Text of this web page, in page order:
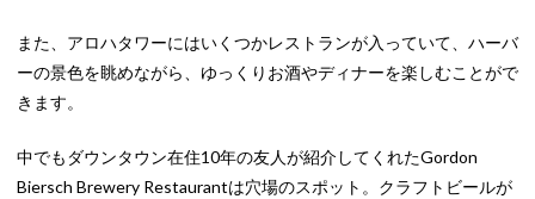
また、アロハタワーにはいくつかレストランが入っていて、ハーバ
ーの景色を眺めながら、ゆっくりお酒やディナーを楽しむことがで
きます。
中でもダウンタウン在住10年の友人が紹介してくれたGordon
Biersch Brewery Restaurantは穴場のスポット。クラフトビールが